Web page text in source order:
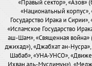
«Правый сектор», «Азов»
«Национальный корпус»,
Государство Ирака и
«Исламское Государство
аш-Шам», «Священная война»
джихад»), «Джабхат ан-
Шабаб», «УНА-УНСО»,
Ихван аль-Муслимун»),